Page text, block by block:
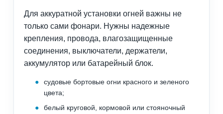
Для аккуратной установки огней важны не
только сами фонари. Нужны надежные
крепления, провода, влагозащищенные
соединения, выключатели, держатели,
аккумулятор или батарейный блок.
судовые бортовые огни красного и зеленого
цвета;
белый круговой, кормовой или стояночный